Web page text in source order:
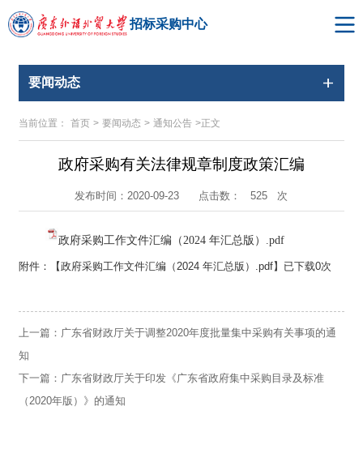
招标采购中心
要闻动态
当前位置： 首页 > 要闻动态 > 通知公告 >正文
政府采购有关法律规章制度政策汇编
发布时间：2020-09-23 点击数： 525 次
政府采购工作文件汇编（2024 年汇总版）.pdf
附件：【政府采购工作文件汇编（2024 年汇总版）.pdf】已下载0次
上一篇： 广东省财政厅关于调整2020年度批量集中采购有关事项的通
知
下一篇： 广东省财政厅关于印发《广东省政府集中采购目录及标准
（2020年版）》的通知